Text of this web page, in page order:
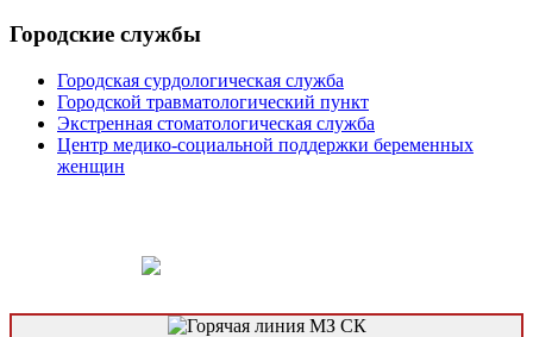
Городские службы
Городская сурдологическая служба
Городской травматологический пункт
Экстренная стоматологическая служба
Центр медико-социальной поддержки беременных
женщин